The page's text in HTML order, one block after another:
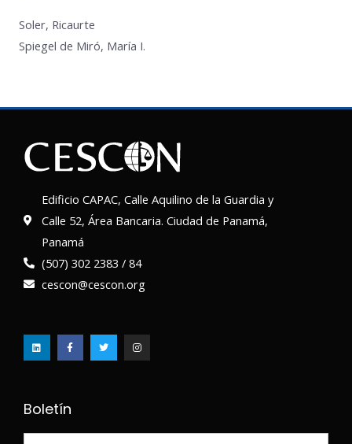
Soler, Ricaurte
Spiegel de Miró, María I.
Edificio CAPAC, Calle Aquilino de la Guardia y
Calle 52, Área Bancaria. Ciudad de Panamá,
Panamá
(507) 302 2383 / 84
cescon@cescon.org
n
k
e
d
c
e
b
o
i
t
t
e
s
t
a
g
Boletín